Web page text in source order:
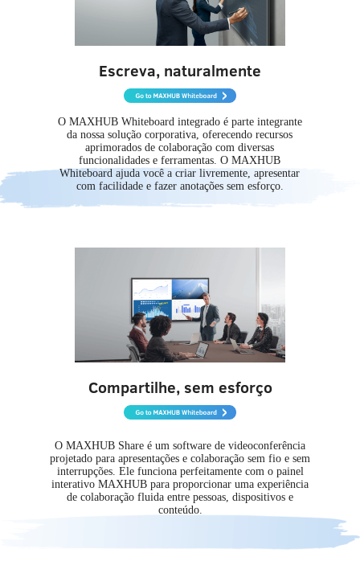
Escreva, naturalmente
O MAXHUB Whiteboard integrado é parte integrante
da nossa solução corporativa, oferecendo recursos
aprimorados de colaboração com diversas
funcionalidades e ferramentas. O MAXHUB
Whiteboard ajuda você a criar livremente, apresentar
com facilidade e fazer anotações sem esforço.
Compartilhe, sem esforço
O MAXHUB Share é um software de videoconferência
projetado para apresentações e colaboração sem fio e sem
interrupções. Ele funciona perfeitamente com o painel
interativo MAXHUB para proporcionar uma experiência
de colaboração fluida entre pessoas, dispositivos e
conteúdo.